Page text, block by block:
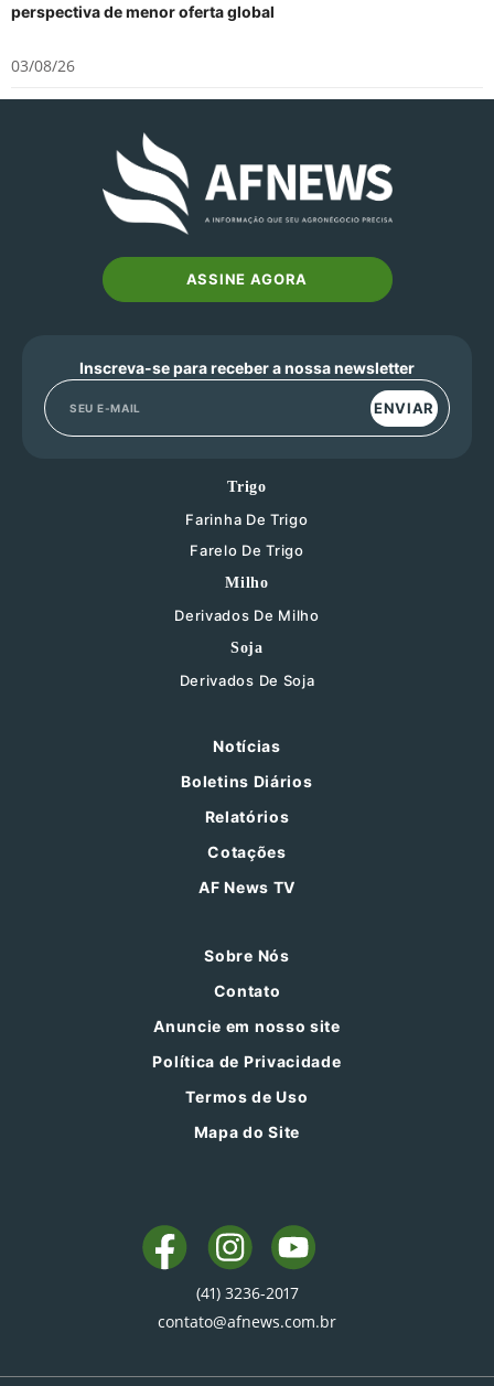
perspectiva de menor oferta global
03/08/26
ASSINE AGORA
Inscreva-se para receber a nossa newsletter
ENVIAR
Trigo
Farinha De Trigo
Farelo De Trigo
Milho
Derivados De Milho
Soja
Derivados De Soja
Notícias
Boletins Diários
Relatórios
Cotações
AF News TV
Sobre Nós
Contato
Anuncie em nosso site
Política de Privacidade
Termos de Uso
Mapa do Site
(41) 3236-2017
contato@afnews.com.br